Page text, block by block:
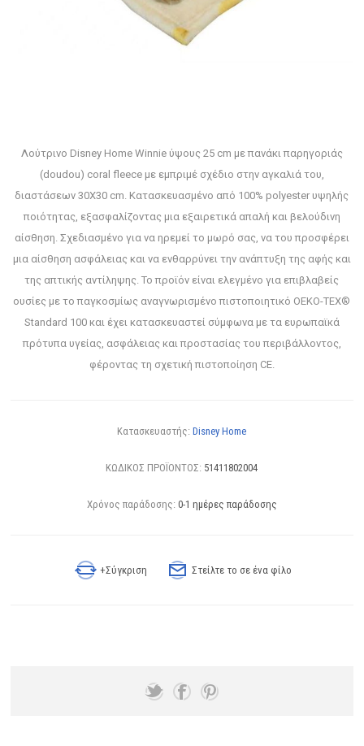
Λούτρινο Disney Home Winnie ύψους 25 cm με πανάκι παρηγοριάς
(doudou) coral fleece με εμπριμέ σχέδιο στην αγκαλιά του,
διαστάσεων 30X30 cm. Κατασκευασμένο από 100% polyester υψηλής
ποιότητας, εξασφαλίζοντας μια εξαιρετικά απαλή και βελούδινη
αίσθηση. Σχεδιασμένο για να ηρεμεί το μωρό σας, να του προσφέρει
μια αίσθηση ασφάλειας και να ενθαρρύνει την ανάπτυξη της αφής και
της απτικής αντίληψης. Το προϊόν είναι ελεγμένο για επιβλαβείς
ουσίες με το παγκοσμίως αναγνωρισμένο πιστοποιητικό OEKO-TEX®
Standard 100 και έχει κατασκευαστεί σύμφωνα με τα ευρωπαϊκά
πρότυπα υγείας, ασφάλειας και προστασίας του περιβάλλοντος,
φέροντας τη σχετική πιστοποίηση CE.
Κατασκευαστής: Disney Home
ΚΩΔΙΚΟΣ ΠΡΟΪΟΝΤΟΣ: 51411802004
Χρόνος παράδοσης: 0-1 ημέρες παράδοσης
+Σύγκριση Στείλτε το σε ένα φίλο